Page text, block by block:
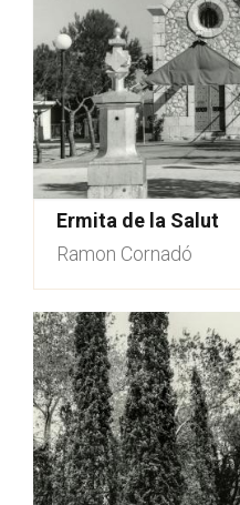
Ermita de la Salut
Ramon Cornadó